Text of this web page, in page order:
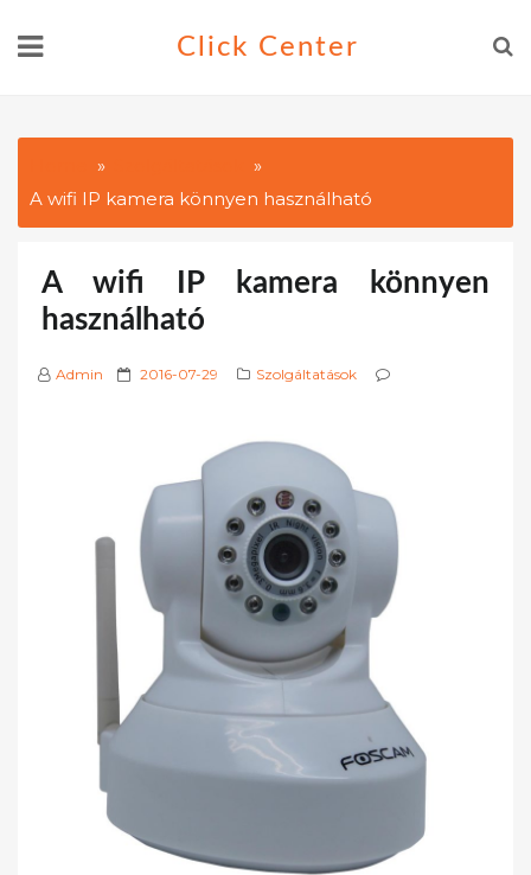
Click Center
A wifi IP kamera könnyen használható
A wifi IP kamera könnyen
használható
Admin
P 2016-07-29 Szolgáltatások